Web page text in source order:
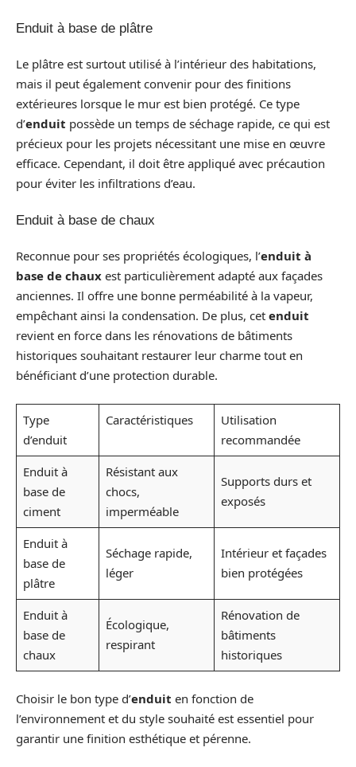
Enduit à base de plâtre
Le plâtre est surtout utilisé à l’intérieur des habitations,
mais il peut également convenir pour des finitions
extérieures lorsque le mur est bien protégé. Ce type
d’enduit possède un temps de séchage rapide, ce qui est
précieux pour les projets nécessitant une mise en œuvre
efficace. Cependant, il doit être appliqué avec précaution
pour éviter les infiltrations d’eau.
Enduit à base de chaux
Reconnue pour ses propriétés écologiques, l’enduit à
base de chaux est particulièrement adapté aux façades
anciennes. Il offre une bonne perméabilité à la vapeur,
empêchant ainsi la condensation. De plus, cet enduit
revient en force dans les rénovations de bâtiments
historiques souhaitant restaurer leur charme tout en
bénéficiant d’une protection durable.
Type
d’enduit
Caractéristiques
Utilisation
recommandée
Enduit à
base de
ciment
Résistant aux
chocs,
imperméable
Supports durs et
exposés
Enduit à
base de
plâtre
Séchage rapide,
léger
Intérieur et façades
bien protégées
Enduit à
base de
chaux
Écologique,
respirant
Rénovation de
bâtiments
historiques
Choisir le bon type d’enduit en fonction de
l’environnement et du style souhaité est essentiel pour
garantir une finition esthétique et pérenne.